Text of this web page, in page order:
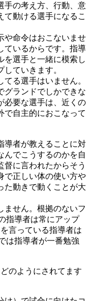
手の考え方、行動、意
て動ける選手になるこ
や命令はおこないませ
ているからです。指導
を選手と一緒に模索し
ていきます。
る選手はいません。
グランドでしかできな
必要な選手は、近くの
で自主的におこなって
導者が教えることに対
んでこうするのかを自
督に言われたからそう
で正しい体の使い方や
た動きで動くことが大
ません。根拠のないフ
指導者は常にアップ
言っている指導者は
は指導者が一番勉強
のようにされてます